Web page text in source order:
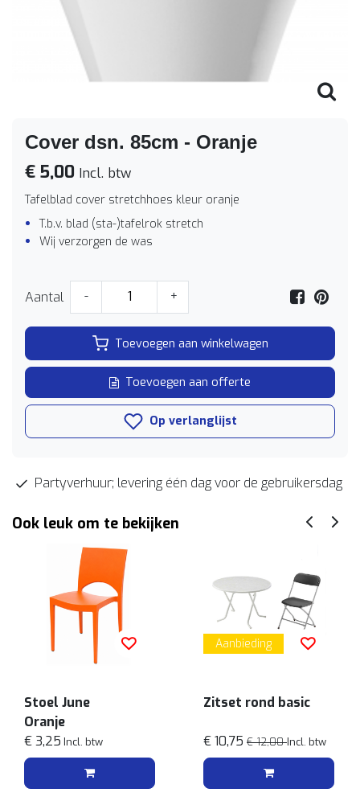
Cover dsn. 85cm - Oranje
€ 5,00 Incl. btw
Tafelblad cover stretchhoes kleur oranje
T.b.v. blad (sta-)tafelrok stretch
Wij verzorgen de was
Aantal - +
Toevoegen aan winkelwagen
Toevoegen aan offerte
Op verlanglijst
Partyverhuur; levering één dag voor de gebruikersdag
Ook leuk om te bekijken
Stoel June
Oranje
€ 3,25 Incl. btw
Aanbieding
Zitset rond basic
€ 10,75 € 12,00Incl. btw